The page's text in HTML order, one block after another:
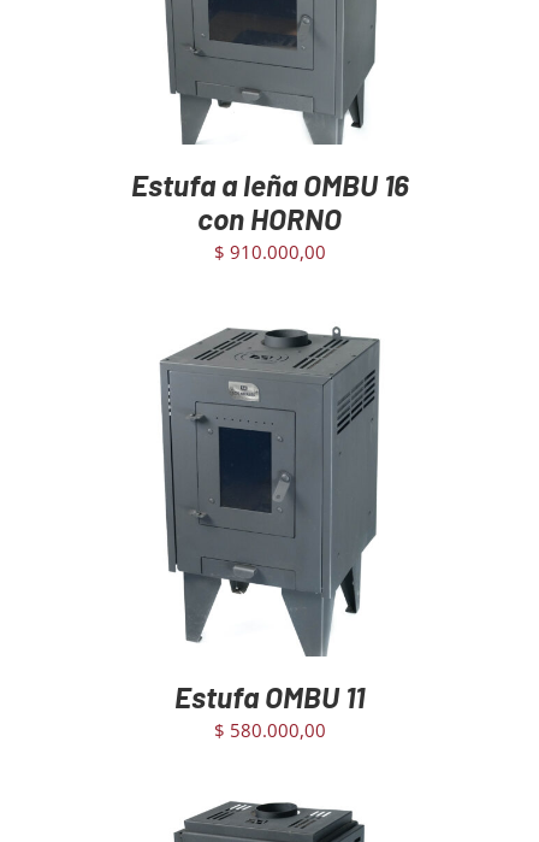
Estufa a leña OMBU 16
con HORNO
$ 910.000,00
AGREGAR AL CARRITO DETAILS
Estufa OMBU 11
$ 580.000,00